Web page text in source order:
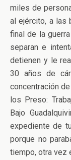
miles de
al ejército, a las
final de la
separan e
detienen y le
30 años de
concentración
los Preso:
Bajo
expediente de
porque no
tiempo, otra vez